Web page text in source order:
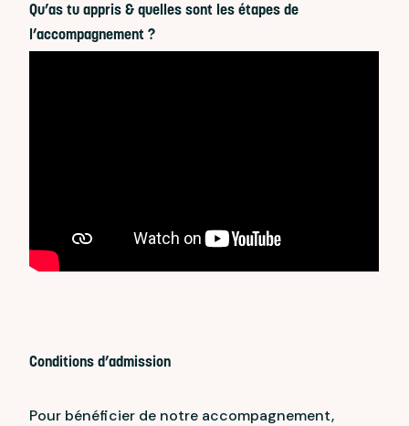
Qu’as tu appris & quelles sont les étapes de
l’accompagnement ?
Conditions d’admission
Pour bénéficier de notre accompagnement,